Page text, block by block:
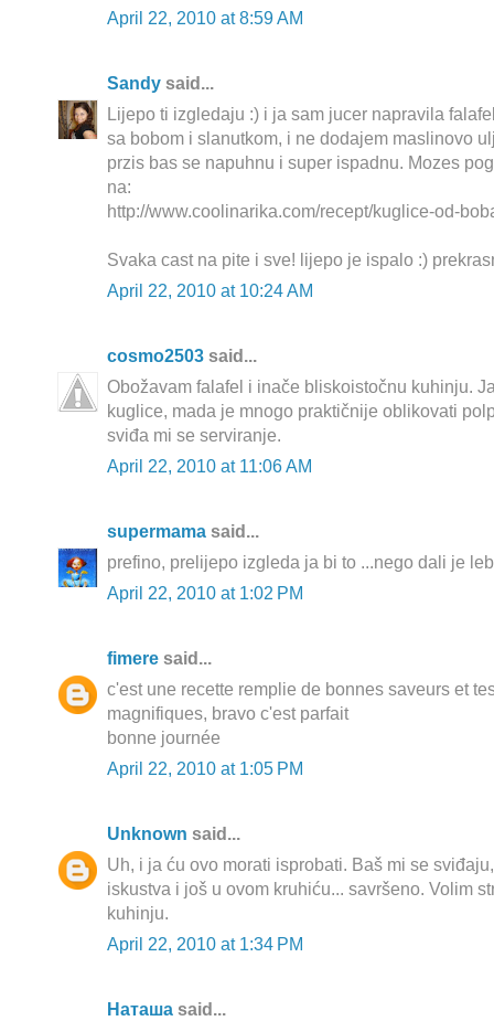
April 22, 2010 at 8:59 AM
Sandy said...
Lijepo ti izgledaju :) i ja sam jucer napravila
sa bobom i slanutkom, i ne dodajem maslinovo
przis bas se napuhnu i super ispadnu. Mozes
na:
http://www.coolinarika.com/recept/kuglice-od-
Svaka cast na pite i sve! lijepo je ispalo :)
April 22, 2010 at 10:24 AM
cosmo2503 said...
Obožavam falafel i inače bliskoistočnu kuhinju.
kuglice, mada je mnogo praktičnije oblikovati
sviđa mi se serviranje.
April 22, 2010 at 11:06 AM
supermama said...
prefino, prelijepo izgleda ja bi to ...nego dali je
April 22, 2010 at 1:02 PM
fimere said...
c'est une recette remplie de bonnes saveurs et
magnifiques, bravo c'est parfait
bonne journée
April 22, 2010 at 1:05 PM
Unknown said...
Uh, i ja ću ovo morati isprobati. Baš mi se
iskustva i još u ovom kruhiću... savršeno. Volim
kuhinju.
April 22, 2010 at 1:34 PM
Наташа said...